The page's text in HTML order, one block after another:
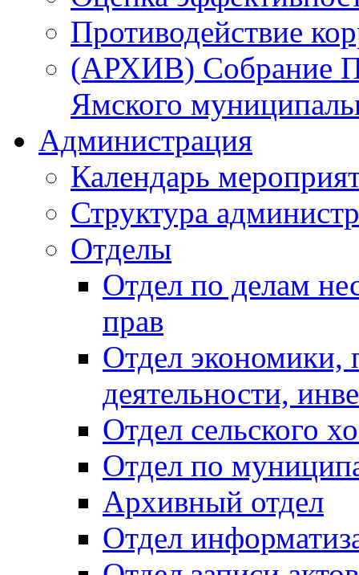
Противодействие
(АРХИВ) Собрание
Ямского
Администрация
Календарь
Структура
Отделы
Отдел по делам
прав
Отдел экономики,
деятельности,
Отдел сельского
Отдел по
Архивный отдел
Отдел